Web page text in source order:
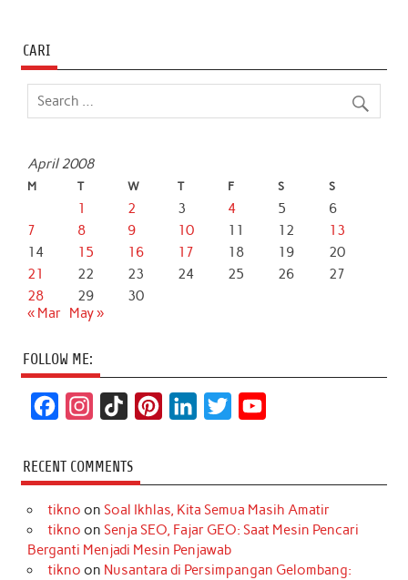
CARI
April 2008
M T W T F S S
1 2 3 4 5
6
7
8 9 10 11 12
13
14
15 16 17 18 19
20
21
22 23 24 25 26
27
28
29
30
« Mar
May »
FOLLOW ME:
c
e
b
o
s
t
a
r
k
T
o
k
t
e
r
e
k
e
d
I
t
t
r
T
u
e
RECENT COMMENTS
tikno on Soal Ikhlas, Kita Semua Masih Amatir
tikno on Senja SEO, Fajar GEO: Saat Mesin Pencari
Berganti Menjadi Mesin Penjawab
tikno on Nusantara di Persimpangan Gelombang: